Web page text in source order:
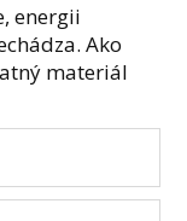
energii
Ako
materiál